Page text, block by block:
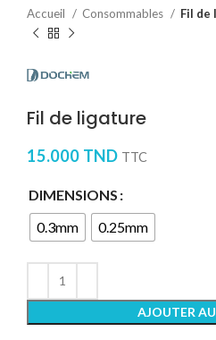
Accueil Consommables Fil de
Fil de ligature
15.000 TND TTC
DIMENSIONS
0.3mm
0.25mm
AJOUTER